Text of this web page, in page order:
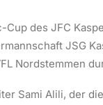
des JFC
JSG
Nordstemmen
Sami Alili, der